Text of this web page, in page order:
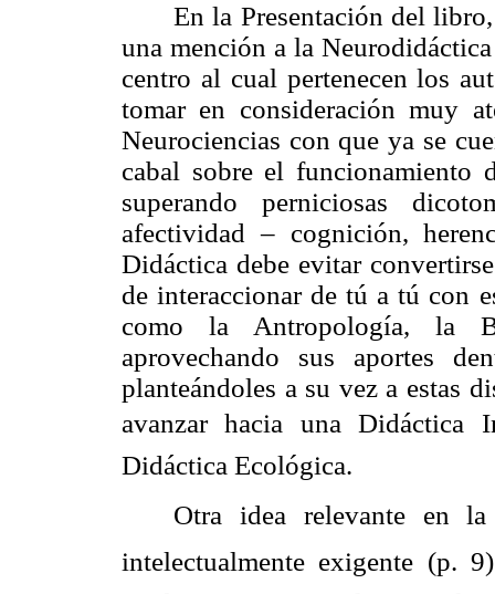
Enla Presentación del
una mención a la Neurodidáctica
centro al cual pertenecen los
tomar en consideración muy
Neurociencias con que ya se
cabal sobre el funcionamiento
superando perniciosas
afectividad – cognición,
Didáctica debe evitar
de interaccionar de tú a tú con
como la Antropología, la
aprovechando sus aportes
planteándoles a su vez a estas
avanzar hacia una Didáctica
Didáctica Ecológica.
Otra idea relevante enla
intelectualmente exigente (p.